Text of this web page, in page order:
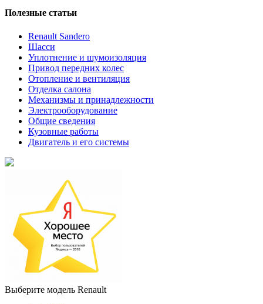
Полезные статьи
Renault Sandero
Шасси
Уплотнение и шумоизоляция
Привод передних колес
Отопление и вентиляция
Отделка салона
Механизмы и принадлежности
Электрооборудование
Общие сведения
Кузовные работы
Двигатель и его системы
Выберите модель Renault